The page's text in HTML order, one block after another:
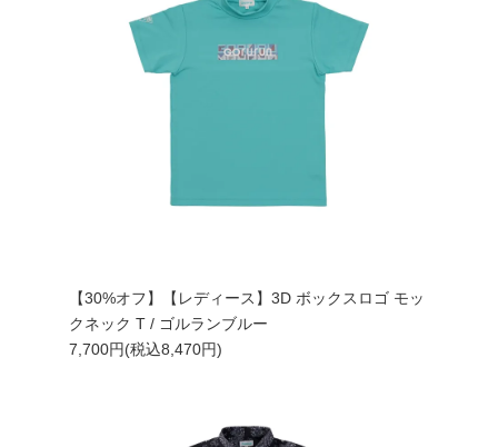
【30%オフ】【レディース】3D ボックスロゴ モッ
クネック T / ゴルランブルー
7,700円(税込8,470円)